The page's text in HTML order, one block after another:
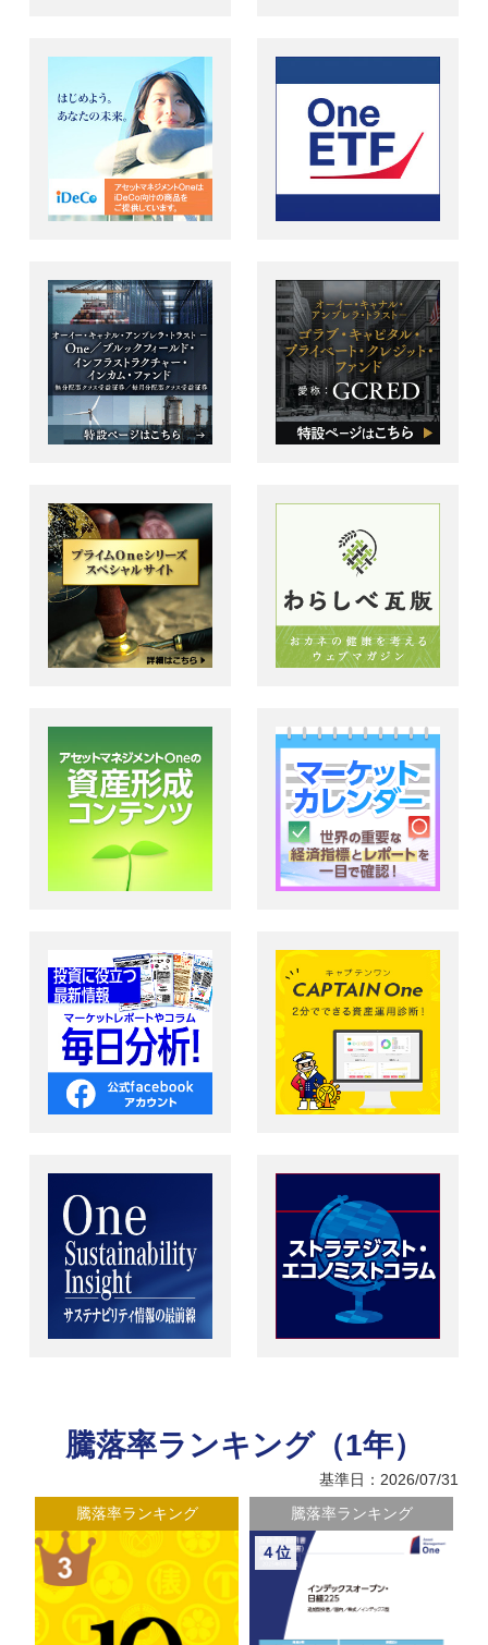
騰落率ランキング（1年）
基準日：2026/07/31
騰落率ランキング
騰落率ランキング
４位